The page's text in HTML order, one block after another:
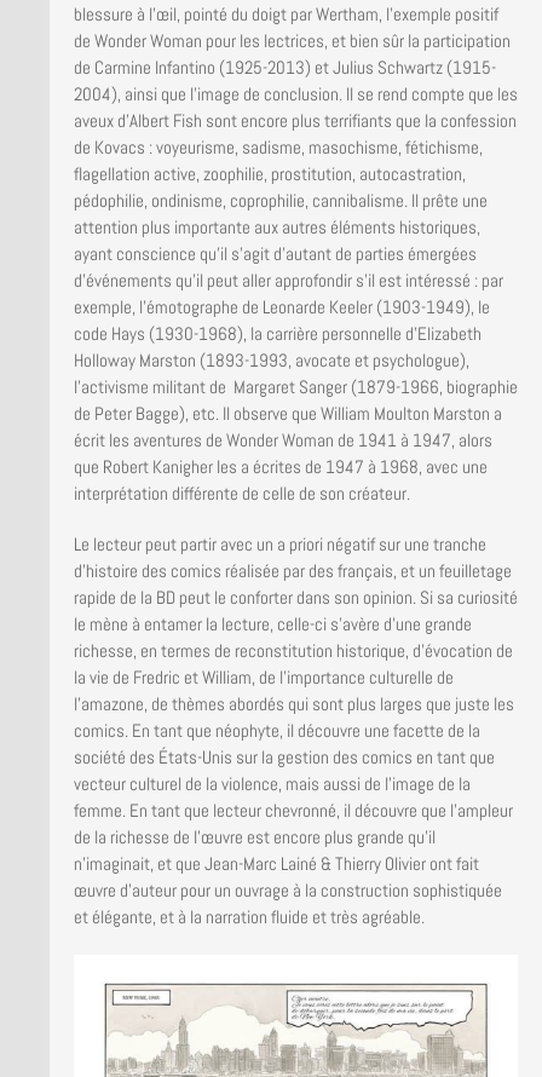
blessure à l’œil, pointé du doigt par Wertham, l’exemple positif
de Wonder Woman pour les lectrices, et bien sûr la participation
de Carmine Infantino (1925-2013) et Julius Schwartz (1915-
2004), ainsi que l’image de conclusion. Il se rend compte que les
aveux d’Albert Fish sont encore plus terrifiants que la confession
de Kovacs : voyeurisme, sadisme, masochisme, fétichisme,
flagellation active, zoophilie, prostitution, autocastration,
pédophilie, ondinisme, coprophilie, cannibalisme. Il prête une
attention plus importante aux autres éléments historiques,
ayant conscience qu’il s’agit d’autant de parties émergées
d’événements qu’il peut aller approfondir s’il est intéressé : par
exemple, l’émotographe de Leonarde Keeler (1903-1949), le
code Hays (1930-1968), la carrière personnelle d’Elizabeth
Holloway Marston (1893-1993, avocate et psychologue),
l’activisme militant de Margaret Sanger (1879-1966, biographie
de Peter Bagge), etc. Il observe que William Moulton Marston a
écrit les aventures de Wonder Woman de 1941 à 1947, alors
que Robert Kanigher les a écrites de 1947 à 1968, avec une
interprétation différente de celle de son créateur.
Le lecteur peut partir avec un a priori négatif sur une tranche
d’histoire des comics réalisée par des français, et un feuilletage
rapide de la BD peut le conforter dans son opinion. Si sa curiosité
le mène à entamer la lecture, celle-ci s’avère d’une grande
richesse, en termes de reconstitution historique, d’évocation de
la vie de Fredric et William, de l’importance culturelle de
l’amazone, de thèmes abordés qui sont plus larges que juste les
comics. En tant que néophyte, il découvre une facette de la
société des États-Unis sur la gestion des comics en tant que
vecteur culturel de la violence, mais aussi de l’image de la
femme. En tant que lecteur chevronné, il découvre que l’ampleur
de la richesse de l’œuvre est encore plus grande qu’il
n’imaginait, et que Jean-Marc Lainé & Thierry Olivier ont fait
œuvre d’auteur pour un ouvrage à la construction sophistiquée
et élégante, et à la narration fluide et très agréable.